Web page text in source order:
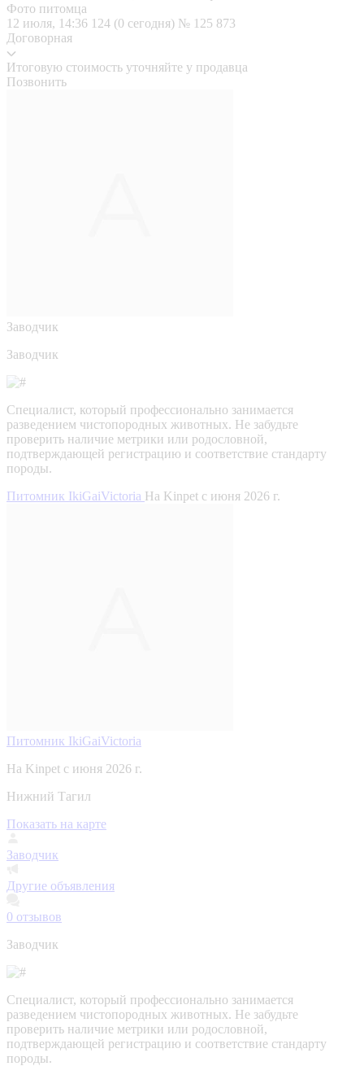
Фото питомца
12 июля, 14:36 124 (0 сегодня) № 125 873
Договорная
Итоговую стоимость уточняйте у продавца
Позвонить
Заводчик
Заводчик
Специалист, который профессионально занимается
разведением чистопородных животных. Не забудьте
проверить наличие метрики или родословной,
подтверждающей регистрацию и соответствие стандарту
породы.
Питомник IkiGaiVictoria На Kinpet c июня 2026 г.
Питомник IkiGaiVictoria
На Kinpet c июня 2026 г.
Нижний Тагил
Показать на карте
Заводчик
Другие объявления
0 отзывов
Заводчик
Специалист, который профессионально занимается
разведением чистопородных животных. Не забудьте
проверить наличие метрики или родословной,
подтверждающей регистрацию и соответствие стандарту
породы.